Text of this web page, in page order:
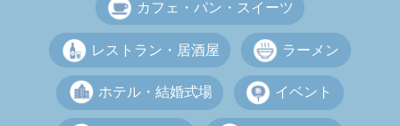
カフェ・パン・スイーツ
レストラン・居酒屋 ラーメン
ホテル・結婚式場 イベント